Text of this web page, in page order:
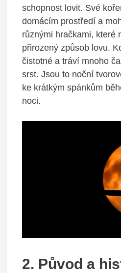
schopnost lovit. Své
domácím prostředí a
různými hračkami, které
přirozený způsob lovu.
čistotné a tráví mnoho
srst. Jsou to noční
ke krátkým spánkům
noci.
2. Původ a